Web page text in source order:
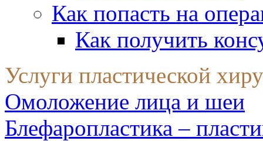
Как попасть на
Как получить
Услуги пластической
Омоложение лица и шеи
Блефаропластика –